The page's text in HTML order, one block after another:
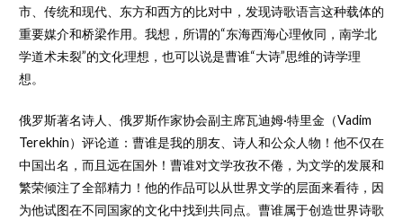
市、传统和现代、东方和西方的比对中，发现诗歌语言这种载体的
重要媒介和桥梁作用。我想，所谓的“东海西海心理攸同，南学北
学道术未裂”的文化理想，也可以说是曹谁“大诗”思维的诗学理
想。
俄罗斯著名诗人、俄罗斯作家协会副主席瓦迪姆·特里金（Vadim
Terekhin）评论道：曹谁是我的朋友、诗人和公众人物！他不仅在
中国出名，而且远在国外！曹谁对文学孜孜不倦，为文学的发展和
繁荣倾注了全部精力！他的作品可以从世界文学的层面来看待，因
为他试图在不同国家的文化中找到共同点。曹谁属于创造世界诗歌